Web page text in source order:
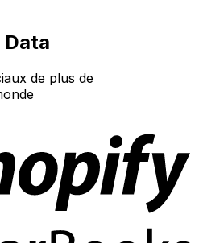
Data
de plus de